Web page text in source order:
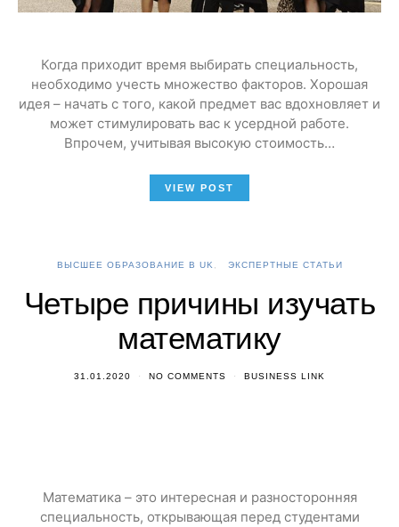
Когда приходит время выбирать специальность,
необходимо учесть множество факторов. Хорошая
идея – начать с того, какой предмет вас вдохновляет и
может стимулировать вас к усердной работе.
Впрочем, учитывая высокую стоимость…
VIEW POST
ВЫСШЕЕ ОБРАЗОВАНИЕ В UK ЭКСПЕРТНЫЕ СТАТЬИ
Четыре причины изучать
математику
31.01.2020 NO COMMENTS BUSINESS LINK
Математика – это интересная и разносторонняя
специальность, открывающая перед студентами